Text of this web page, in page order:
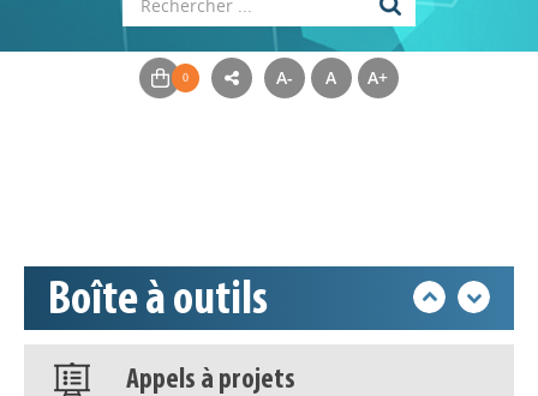
A- A A+
Boîte à outils
Déposer une actu !
Nos veilles Scoop.it
Appels à projets